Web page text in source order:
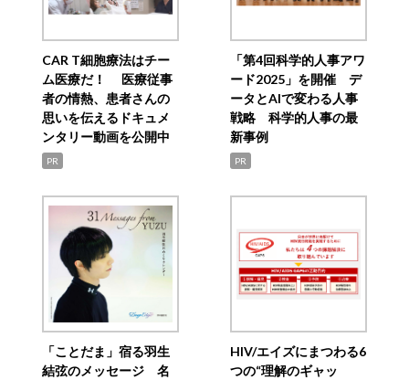
CAR T細胞療法はチー
ム医療だ！ 医療従事
者の情熱、患者さんの
思いを伝えるドキュメ
ンタリー動画を公開中
PR
「第4回科学的人事アワ
ード2025」を開催 デ
ータとAIで変わる人事
戦略 科学的人事の最
新事例
PR
「ことだま」宿る羽生
結弦のメッセージ 名
HIV/エイズにまつわる6
つの“理解のギャッ